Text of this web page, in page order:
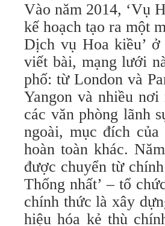
Vào năm 2014, ‘Vụ
kế hoạch tạo ra một
Dịch vụ Hoa kiều’
viết bài, mạng lưới
phố: từ London và
Yangon và nhiều
các văn phòng lãnh
ngoài, mục đích
hoàn toàn khác.
được chuyển từ
Thống nhất’ – tổ
chính thức là xây
hiệu hóa kẻ thù